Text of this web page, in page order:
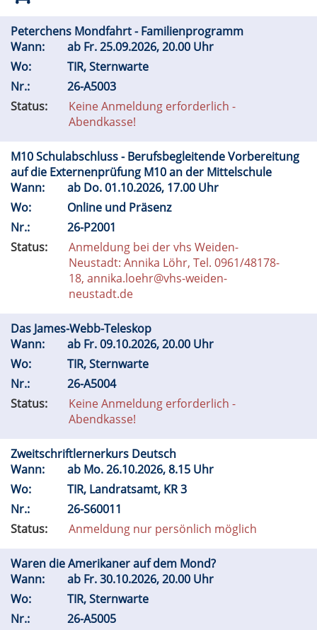
Peterchens Mondfahrt - Familienprogramm
Wann:
ab Fr.25.09.2026, 20.00 Uhr
Wo:
TIR, Sternwarte
Nr.:
26-A5003
Status:
Keine Anmeldung erforderlich -
Abendkasse!
M10 Schulabschluss - Berufsbegleitende Vorbereitung
auf die Externenprüfung M10 an der Mittelschule
Wann:
ab Do.01.10.2026, 17.00 Uhr
Wo:
Online und Präsenz
Nr.:
26-P2001
Status:
Anmeldung bei der vhs Weiden-
Neustadt: Annika Löhr, Tel. 0961/48178-
18, annika.loehr@vhs-weiden-
neustadt.de
Das James-Webb-Teleskop
Wann:
ab Fr.09.10.2026, 20.00 Uhr
Wo:
TIR, Sternwarte
Nr.:
26-A5004
Status:
Keine Anmeldung erforderlich -
Abendkasse!
Zweitschriftlernerkurs Deutsch
Wann:
ab Mo.26.10.2026, 8.15 Uhr
Wo:
TIR, Landratsamt, KR 3
Nr.:
26-S60011
Status:
Anmeldung nur persönlich möglich
Waren die Amerikaner auf dem Mond?
Wann:
ab Fr.30.10.2026, 20.00 Uhr
Wo:
TIR, Sternwarte
Nr.:
26-A5005